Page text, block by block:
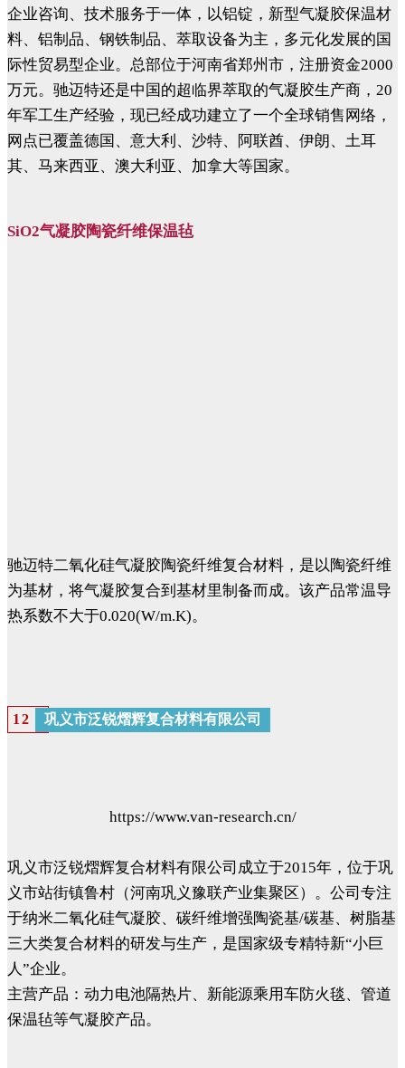
企业咨询、技术服务于一体，以铝锭，新型气凝胶保温材
料、铝制品、钢铁制品、萃取设备为主，多元化发展的国
际性贸易型企业。总部位于河南省郑州市，注册资金2000
万元。驰迈特还是中国的超临界萃取的气凝胶生产商，20
年军工生产经验，现已经成功建立了一个全球销售网络，
网点已覆盖德国、意大利、沙特、阿联酋、伊朗、土耳
其、马来西亚、澳大利亚、加拿大等国家。
SiO2气凝胶陶瓷纤维保温毡
驰迈特二氧化硅气凝胶陶瓷纤维复合材料，是以陶瓷纤维
为基材，将气凝胶复合到基材里制备而成。该产品常温导
热系数不大于0.020(W/m.K)。
12 巩义市泛锐熠辉复合材料有限公司
https://www.van-research.cn/
巩义市泛锐熠辉复合材料有限公司成立于2015年，位于巩
义市站街镇鲁村（河南巩义豫联产业集聚区）。公司专注
于纳米二氧化硅气凝胶、碳纤维增强陶瓷基/碳基、树脂基
三大类复合材料的研发与生产，是国家级专精特新“小巨
人”企业。
主营产品：动力电池隔热片、新能源乘用车防火毯、管道
保温毡等气凝胶产品。